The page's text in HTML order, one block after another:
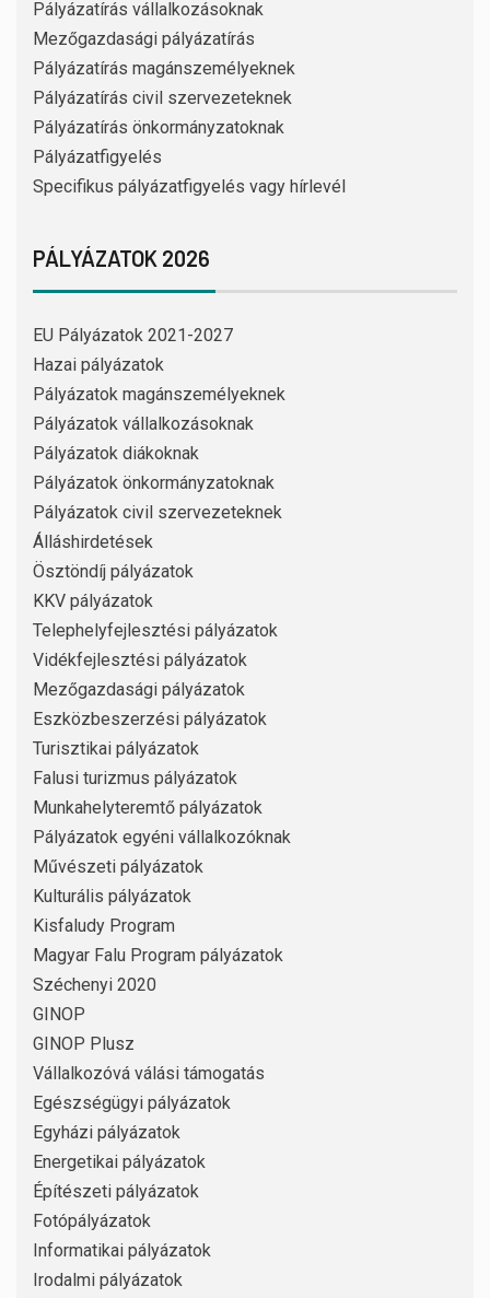
Pályázatírás vállalkozásoknak
Mezőgazdasági pályázatírás
Pályázatírás magánszemélyeknek
Pályázatírás civil szervezeteknek
Pályázatírás önkormányzatoknak
Pályázatfigyelés
Specifikus pályázatfigyelés vagy hírlevél
PÁLYÁZATOK 2026
EU Pályázatok 2021-2027
Hazai pályázatok
Pályázatok magánszemélyeknek
Pályázatok vállalkozásoknak
Pályázatok diákoknak
Pályázatok önkormányzatoknak
Pályázatok civil szervezeteknek
Álláshirdetések
Ösztöndíj pályázatok
KKV pályázatok
Telephelyfejlesztési pályázatok
Vidékfejlesztési pályázatok
Mezőgazdasági pályázatok
Eszközbeszerzési pályázatok
Turisztikai pályázatok
Falusi turizmus pályázatok
Munkahelyteremtő pályázatok
Pályázatok egyéni vállalkozóknak
Művészeti pályázatok
Kulturális pályázatok
Kisfaludy Program
Magyar Falu Program pályázatok
Széchenyi 2020
GINOP
GINOP Plusz
Vállalkozóvá válási támogatás
Egészségügyi pályázatok
Egyházi pályázatok
Energetikai pályázatok
Építészeti pályázatok
Fotópályázatok
Informatikai pályázatok
Irodalmi pályázatok